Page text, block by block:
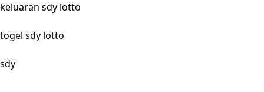
keluaran sdy lotto
togel sdy lotto
sdy